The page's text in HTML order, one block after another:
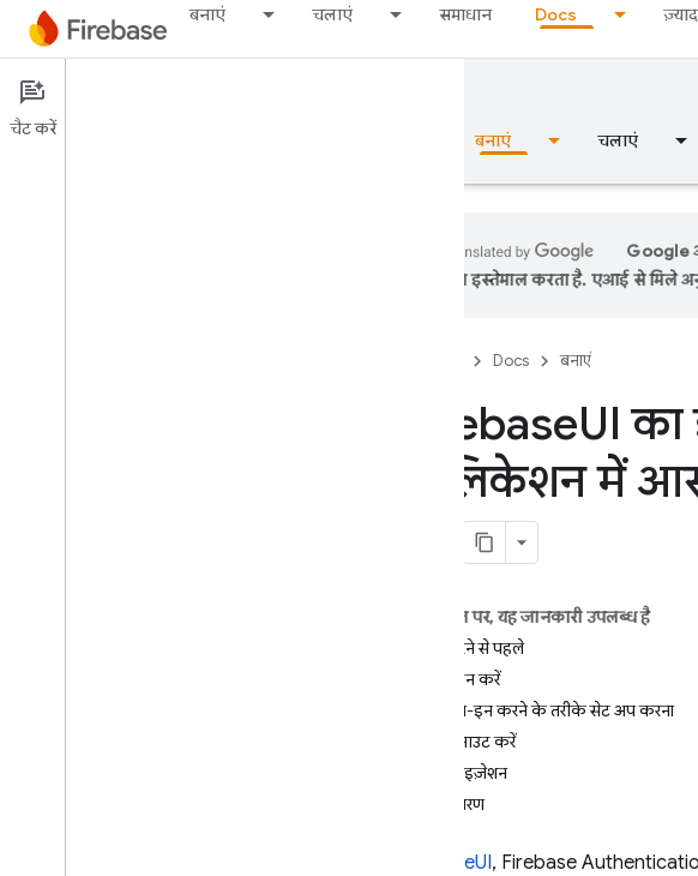
बनाएं चलाएं समाधान Docs
दस्तावेज़
खास जानकारी बनाएं चलाएं
Google
का इस्तेमाल करता है. एआई से मिले
Docs बनाएं
FirebaseUI
ऐप्लिकेशन में
इस पेज पर, यह जानकारी उपलब्ध है
शुरू करने से पहले
साइन इन करें
साइन-इन करने के तरीके सेट अप करना
साइन आउट करें
कस्टमाइज़ेशन
अगले चरण
FirebaseUI, Firebase
चैट करें